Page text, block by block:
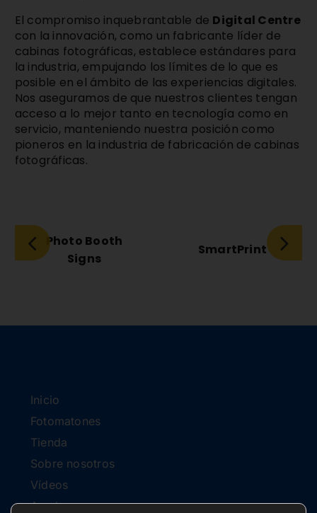
El compromiso inquebrantable de Digital Centre
con la innovación, como un fabricante líder de
cabinas fotográficas, establece estándares para
la industria, empujando los límites de lo que es
posible en el ámbito de las experiencias digitales.
Nos aseguramos de que nuestros clientes tengan
acceso a lo mejor tanto en tecnología como en
servicio, manteniendo nuestra posición como
pioneros en la industria de fabricación de cabinas
fotográficas.
Photo Booth
Signs
SmartPrint
Inicio
Fotomatones
Tienda
Sobre nosotros
Vídeos
Ayuda